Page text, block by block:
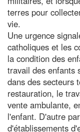
terres pour
vie.
Une urgence
catholiques et les
la condition des
travail des enfants
dans des secteurs
restauration, le
vente ambulante,
l'enfant. D'autre
d'établissements